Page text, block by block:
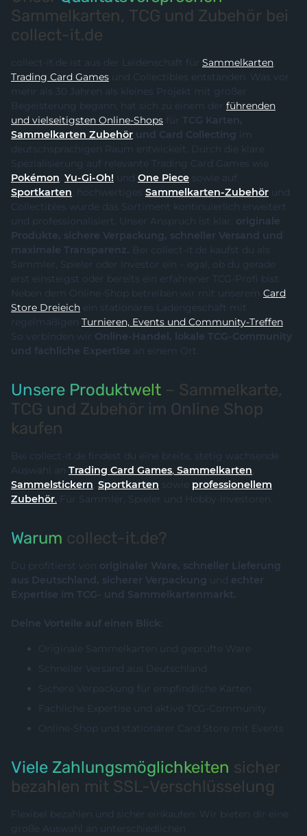
Sammelkarten, TCG und Zubehör bei
collect-it.de
collect-it.de ist aus der Leidenschaft für Sammelkarten,
Trading Card Games und Collectibles entstanden. Was vor
mehr als 30 Jahren als kleines Projekt mit großer
Begeisterung begann, hat sich zu einem der führenden
und vielseitigsten Online-Shops für TCG Karten,
Sammelkarten Zubehör und Card Collecting
im
deutschsprachigen Raum entwickelt. Durch die klare
Spezialisierung auf relevante Trading Card Games wie
Pokémon, Yu-Gi-Oh! und One Piece sowie auf
Sportkarten , hochwertiges Sammelkarten-Zubehör
Collectibles wurde das Sortiment kontinuierlich erweitert
und professionalisiert. Unser Anspruch ist klar: originale
Produkte, sichere Verpackung, schneller Versand und
maximale Transparenz. Bei collect-it.de kaufst du als
Sammler, Spieler oder Investor ein – egal, ob du gerade
erst einsteigst oder bereits ein erfahrener TCG-Profi bist.
Neben dem Online-Shop betreiben wir mit unserem Card
Store Dreieich ein stationäres Ladengeschäft mit
regelmäßigen
Turnieren, Events und Community-Treffen.
So verbinden wir Online-Handel, lokale TCG-Community
und fachliche Expertise an einem Ort.
Unsere Produktwelt – Sammelkarte,
TCG und Zubehör im Online Shop
kaufen
Bei collect-it.de findest du eine breite, stetig wachsende
Auswahl an
Trading Card Games, Sammelkarten,
Sammelstickern, Sportkarten sowie professionellem
Zubehör. Für Sammler, Spieler und Hobby-Investoren.
Warum collect-it.de?
Du profitierst von originaler Ware, schneller Lieferung
aus Deutschland, sicherer Verpackung und echter
Expertise im TCG- und Sammelkartenmarkt.
Deine Vorteile auf einen Blick:
Originale Sammelkarten und geprüfte Ware
Schneller Versand aus Deutschland
Sichere Verpackung für empfindliche Karten
Fachliche Expertise und aktive TCG-Community
Online-Shop und stationärer Card Store mit Events
Viele Zahlungsmöglichkeiten sicher
bezahlen mit SSL-Verschlüsselung
Flexibel bezahlen und sicher einkaufen: Wir bieten dir eine
große Auswahl an unterschiedlichen